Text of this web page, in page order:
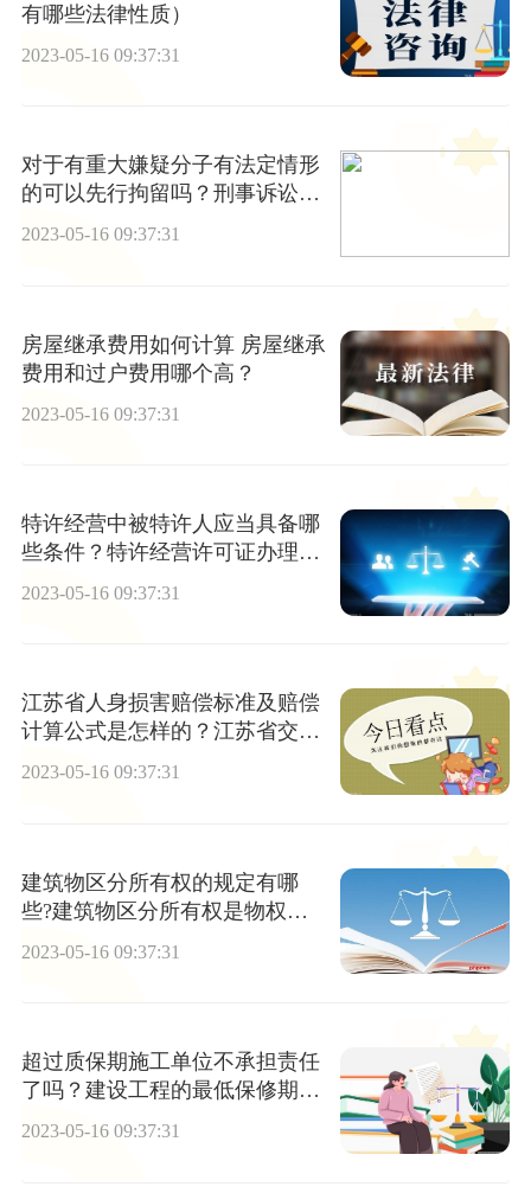
有哪些法律性质）
2023-05-16 09:37:31
对于有重大嫌疑分子有法定情形
的可以先行拘留吗？刑事诉讼中
的拘留是什么？
2023-05-16 09:37:31
房屋继承费用如何计算 房屋继承
费用和过户费用哪个高？
2023-05-16 09:37:31
特许经营中被特许人应当具备哪
些条件？特许经营许可证办理费
2023-05-16 09:37:31
江苏省人身损害赔偿标准及赔偿
计算公式是怎样的？江苏省交通
事故赔偿标准是什么？
2023-05-16 09:37:31
建筑物区分所有权的规定有哪
些?建筑物区分所有权是物权
2023-05-16 09:37:31
超过质保期施工单位不承担责任
了吗？建设工程的最低保修期限
是多久？
2023-05-16 09:37:31